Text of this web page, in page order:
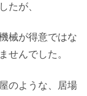
たが、
械が得意ではな
せんでした。
のような、居場